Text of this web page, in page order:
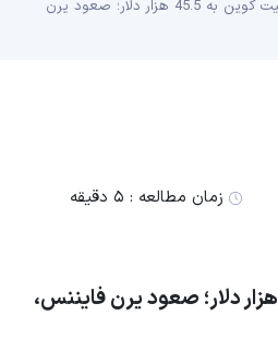
افت بیت کوین به 45.5 هزار دلار؛ صعود یرن
زمان مطالعه : ۵ دقیقه
افت بیت کوین به 45.5 هزار دلار؛ صعود یرن فایننس،